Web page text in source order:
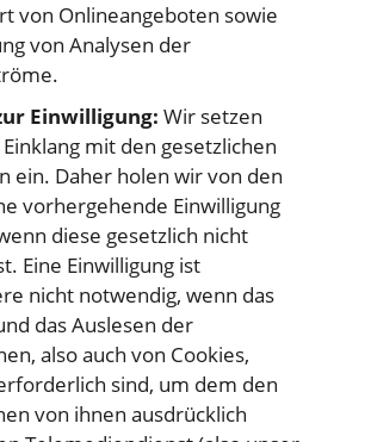
von Onlineangeboten sowie
von Analysen der
Einwilligung:Wir setzen
mit den gesetzlichen
ein. Daher holen wir von den
vorhergehende Einwilligung
diese gesetzlich nicht
Eine Einwilligung ist
nicht notwendig, wenn das
das Auslesen der
also auch von Cookies,
sind, um dem den
von ihnen ausdrücklich